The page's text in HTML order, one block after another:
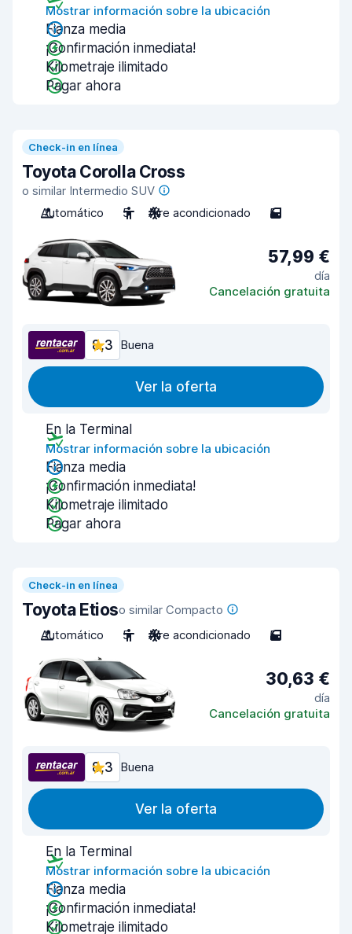
Mostrar información sobre la ubicación
Fianza media
¡Confirmación inmediata!
Kilometraje ilimitado
Pagar ahora
Check-in en línea
Toyota Corolla Cross
o similar Intermedio SUV
Automático
5 Aire acondicionado 5
57,99 €
día
Cancelación gratuita
8,3 Buena
Ver la oferta
En la Terminal
Mostrar información sobre la ubicación
Fianza media
¡Confirmación inmediata!
Kilometraje ilimitado
Pagar ahora
Check-in en línea
Toyota Etioso similar Compacto
Automático
5 Aire acondicionado 5
30,63 €
día
Cancelación gratuita
8,3 Buena
Ver la oferta
En la Terminal
Mostrar información sobre la ubicación
Fianza media
¡Confirmación inmediata!
Kilometraje ilimitado